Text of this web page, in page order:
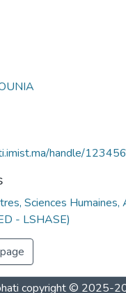
handle/
Sciences
- LSHASE)
copyright © 2025-